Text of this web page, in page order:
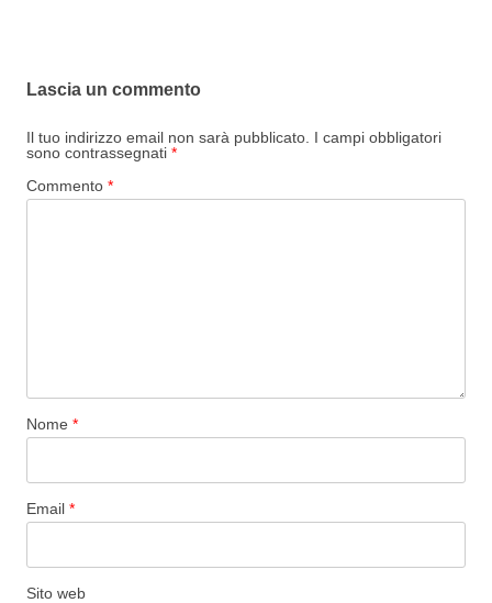
Lascia un commento
Il tuo indirizzo email non sarà pubblicato. I campi obbligatori
sono contrassegnati *
Commento *
Nome *
Email *
Sito web